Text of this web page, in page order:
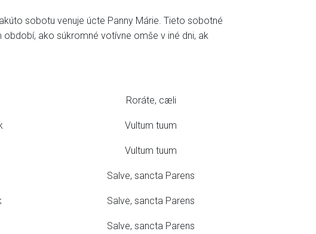
sobotu venuje úcte Panny Márie. Tieto sobotné
ako súkromné votívne omše v iné dni, ak
Roráte, cæli
Vultum tuum
Vultum tuum
Salve, sancta Parens
Salve, sancta Parens
Salve, sancta Parens